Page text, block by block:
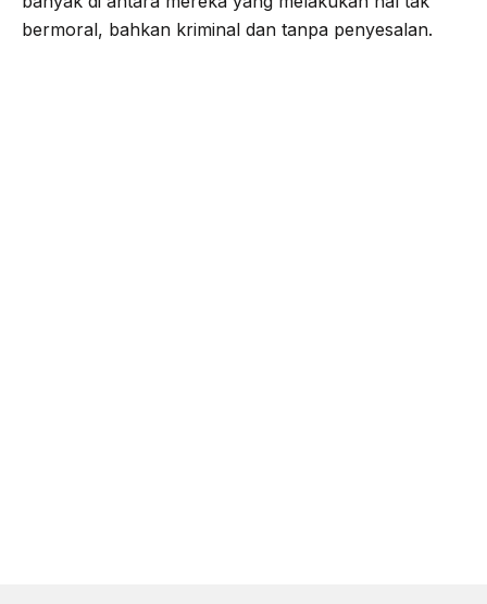
bermoral, bahkan kriminal dan tanpa penyesalan.